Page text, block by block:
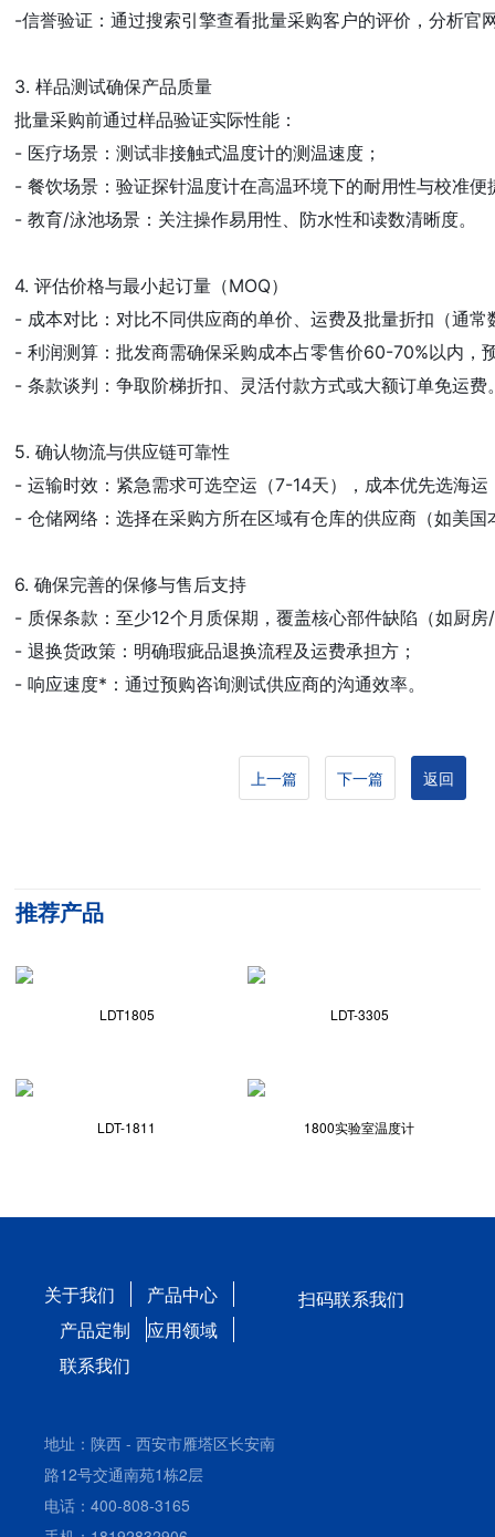
-信誉验证：通过搜索引擎查看批量采购客户的评价，分析
3. 样品测试确保产品质量
批量采购前通过样品验证实际性能：
- 医疗场景：测试非接触式温度计的测温速度；
- 餐饮场景：验证探针温度计在高温环境下的耐用性与校准
- 教育/泳池场景：关注操作易用性、防水性和读数清晰度。
4. 评估价格与最小起订量（MOQ）
- 成本对比：对比不同供应商的单价、运费及批量折扣（通
- 利润测算：批发商需确保采购成本占零售价60-70%以内
- 条款谈判：争取阶梯折扣、灵活付款方式或大额订单免运
5. 确认物流与供应链可靠性
- 运输时效：紧急需求可选空运（7-14天），成本优先选海
- 仓储网络：选择在采购方所在区域有仓库的供应商（如美
6. 确保完善的保修与售后支持
- 质保条款：至少12个月质保期，覆盖核心部件缺陷（如厨
- 退换货政策：明确瑕疵品退换流程及运费承担方；
- 响应速度*：通过预购咨询测试供应商的沟通效率。
上一篇 下一篇 返回
推荐产品
LDT1805 LDT-3305
LDT-1811 1800实验室温度计
关于我们
产品中心
产品定制
应用领域
联系我们
地址：陕西 - 西安市雁塔区长安南
路12号交通南苑1栋2层
电话：400-808-3165
扫码联系我们